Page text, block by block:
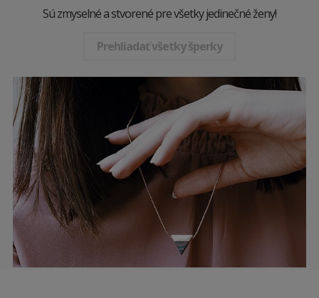
Sú zmyselné a stvorené pre všetky jedinečné ženy!
Prehliadať všetky šperky